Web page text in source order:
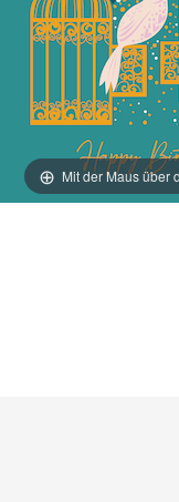
Mit der Maus über